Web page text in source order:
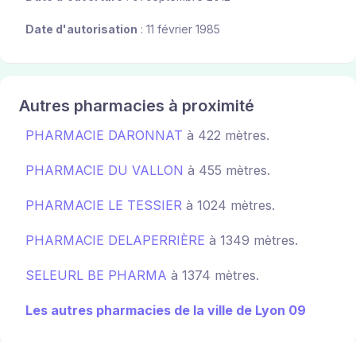
Date d'autorisation : 11 février 1985
Autres pharmacies à proximité
PHARMACIE DARONNAT à 422 mètres.
PHARMACIE DU VALLON à 455 mètres.
PHARMACIE LE TESSIER à 1024 mètres.
PHARMACIE DELAPERRIÈRE à 1349 mètres.
SELEURL BE PHARMA à 1374 mètres.
Les autres pharmacies de la ville de Lyon 09